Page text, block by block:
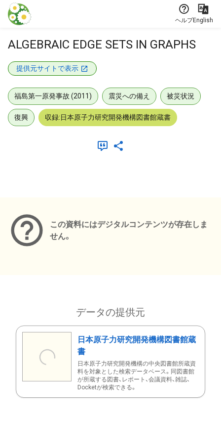
本文に飛ぶ
ヘルプEnglish
ALGEBRAIC EDGE SETS IN GRAPHS
提供元サイトで表示
福島第一原発事故 (2011) 震災への備え 被災状況
復興 収録:日本原子力研究開発機構図書館蔵書
この資料にはデジタルコンテンツが存在しま
せん。
データの提供元
日本原子力研究開発機構図書館蔵
書
日本原子力研究開発機構の中央図書館所蔵資
料を対象とした検索データベース。同図書館
が所蔵する図書、レポート、会議資料、雑誌、
Docketが検索できる。